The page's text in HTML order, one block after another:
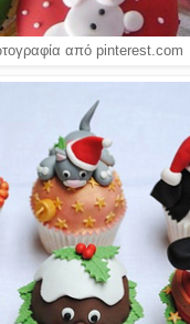
από pinterest.com